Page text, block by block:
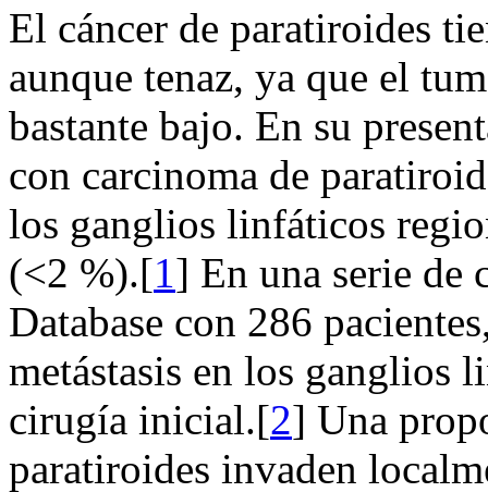
El cáncer de paratiroides
aunque tenaz, ya que el
bastante bajo. En su
con carcinoma de
los ganglios linfáticos
(<2 %).[1 ] En una serie de
Database con 286
metástasis en los ganglios
cirugía inicial.[2] Una
paratiroides invaden